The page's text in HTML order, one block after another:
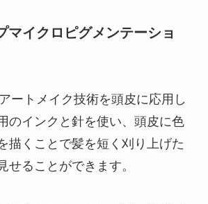
マイクロピグメンテーショ
ートメイク技術を頭皮に応用し
のインクと針を使い、頭皮に色
描くことで髪を短く刈り上げた
せることができます。